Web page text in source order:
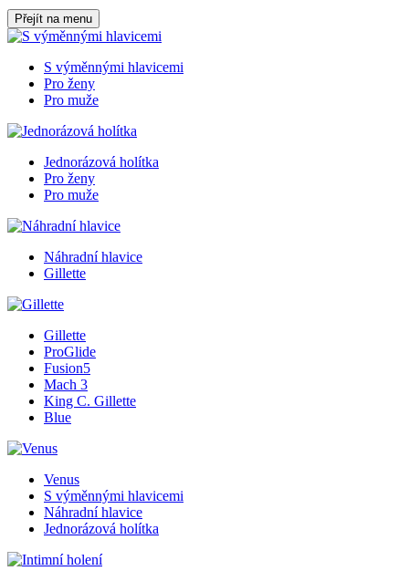
Přejít na menu
S výměnnými hlavicemi
Pro ženy
Pro muže
Jednorázová holítka
Pro ženy
Pro muže
Náhradní hlavice
Gillette
Gillette
ProGlide
Fusion5
Mach 3
King C. Gillette
Blue
Venus
S výměnnými hlavicemi
Náhradní hlavice
Jednorázová holítka